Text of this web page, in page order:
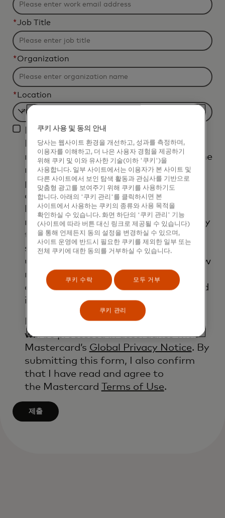
*Job Title
*Organization
* Location
F
i
a
f
I agree that Mastercard International
Inc. and its affiliates ('Mastercard')
may use my contact details to send me
marketing communications about its
products, services and events, as well
as other topical business information
by email. If I have shared my phone
number, I confirm that I am also happy
to be contacted by Mastercard for
such marketing purposes by phone. I
understand that I am free to withdraw
my consent at any time, free of
charge, using the opt-out link provided
in each email.
I acknowledge that my personal data
will be processed in accordance with
Mastercard’s Global Privacy Notice. By
submitting this form, I also confirm
that I have read and agree to
the Mastercard
Terms of Use.
제출
쿠키 사용 및 동의 안내
당사는 웹사이트 환경을 개선하고, 성과를 측정하며,
이용자를 이해하고, 더 나은 사용자 경험을 제공하기
위해 쿠키 및 이와 유사한 기술(이하 '쿠키')을
사용합니다. 일부 사이트에서는 이용자가 본 사이트 및
다른 사이트에서 보인 탐색 활동과 관심사를 기반으로
맞춤형 광고를 보여주기 위해 쿠키를 사용하기도
합니다. 아래의 '쿠키 관리'를 클릭하시면 본
사이트에서 사용하는 쿠키의 종류와 사용 목적을
확인하실 수 있습니다. 화면 하단의 '쿠키 관리' 기능
(사이트에 따라 버튼 대신 링크로 제공될 수 있습니다)
을 통해 언제든지 동의 설정을 변경하실 수 있으며,
사이트 운영에 반드시 필요한 쿠키를 제외한 일부 또는
전체 쿠키에 대한 동의를 거부하실 수 있습니다.
쿠키 수락 모두 거부
쿠키 관리